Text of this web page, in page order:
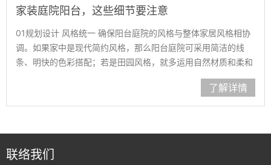
家装庭院阳台，这些细节要注意
01规划设计 风格统一 确保阳台庭院的风格与整体家居风格相协
调。如果家中是现代简约风格，那么阳台庭院可采用简洁的线
条、明快的色彩搭配；若是田园风格，就多运用自然材质和柔和
了解详情
联络我们